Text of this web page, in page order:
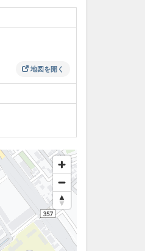
地図を開く